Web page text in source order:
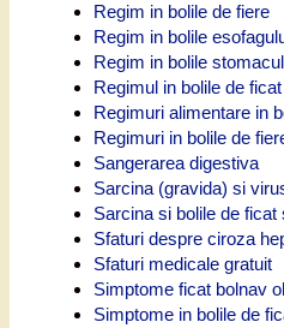
Regim in bolile de fiere
Regim in bolile
Regim in bolile
Regimul in bolile de ficat
Regimuri alimentare in
Regimuri in bolile de
Sangerarea digestiva
Sarcina (gravida) si
Sarcina si bolile de ficat
Sfaturi despre ciroza
Sfaturi medicale gratuit
Simptome ficat bolnav
Simptome in bolile de